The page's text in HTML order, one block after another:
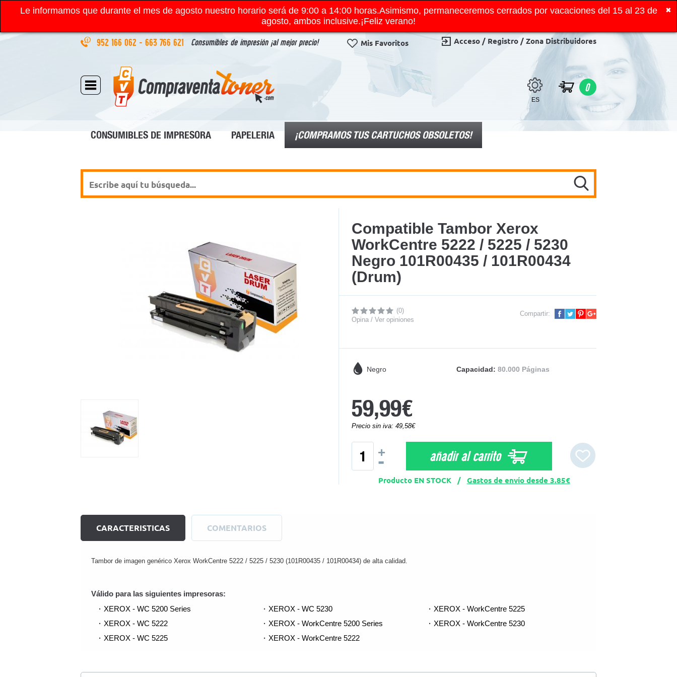
✖
Le informamos que durante el mes de agosto nuestro horario será de 9:00 a 14:00 horas.Asimismo, permaneceremos cerrados por vacaciones del 15 al 23 de
agosto, ambos inclusive.¡Feliz verano!
952 166 062- 663 766 621 Consumibles de impresión ¡al mejor precio! Mis Favoritos Acceso / Registro / Zona Distribuidores
ES
0
CONSUMIBLES DE IMPRESORA PAPELERIA ¡COMPRAMOS TUS CARTUCHOS OBSOLETOS!
Compatible Tambor Xerox
WorkCentre 5222 / 5225 / 5230
Negro 101R00435 / 101R00434
(Drum)
(0)
Opina / Ver opiniones
Compartir:
Negro Capacidad: 80.000 Páginas
59,99€
Precio sin iva: 49,58€
+
- añadir al carrito
Producto EN STOCK / Gastos de envío desde 3.85€
CARACTERISTICAS COMENTARIOS
Tambor de imagen genérico Xerox WorkCentre 5222 / 5225 / 5230 (101R00435 / 101R00434) de alta calidad.
Válido para las siguientes impresoras:
XEROX - WC 5200 Series
XEROX - WC 5222
XEROX - WC 5225
XEROX - WC 5230
XEROX - WorkCentre 5200 Series
XEROX - WorkCentre 5222
XEROX - WorkCentre 5225
XEROX - WorkCentre 5230